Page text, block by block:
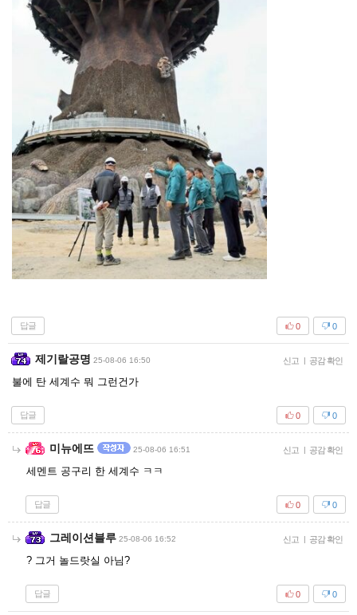
답글 0
0
제기랄공명 25-08-06 16:50 신고 | 공감 확인
불에 탄 세계수 뭐 그런건가
답글 0
0
미뉴에뜨 25-08-06 16:51 신고 | 공감 확인
세멘트 공구리 한 세계수 ㅋㅋ
답글 0
0
그레이션블루 25-08-06 16:52 신고 | 공감 확인
? 그거 놀드랏실 아님?
답글 0
0